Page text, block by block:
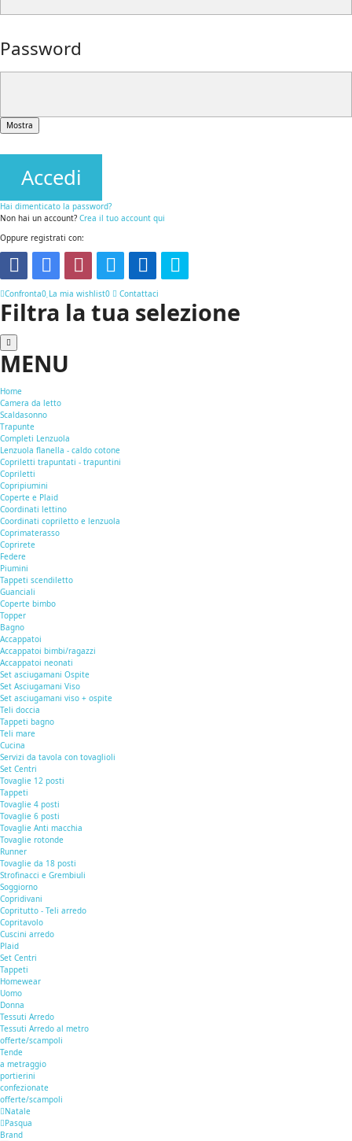
Password
Mostra
Accedi
Hai dimenticato la password?
Non hai un account? Crea il tuo account qui
Oppure registrati con:
Confronta0 La mia wishlist0 Contattaci
Filtra la tua selezione
MENU
Home
Camera da letto
Scaldasonno
Trapunte
Completi Lenzuola
Lenzuola flanella - caldo cotone
Copriletti trapuntati - trapuntini
Copriletti
Copripiumini
Coperte e Plaid
Coordinati lettino
Coordinati copriletto e lenzuola
Coprimaterasso
Coprirete
Federe
Piumini
Tappeti scendiletto
Guanciali
Coperte bimbo
Topper
Bagno
Accappatoi
Accappatoi bimbi/ragazzi
Accappatoi neonati
Set asciugamani Ospite
Set Asciugamani Viso
Set asciugamani viso + ospite
Teli doccia
Tappeti bagno
Teli mare
Cucina
Servizi da tavola con tovaglioli
Set Centri
Tovaglie 12 posti
Tappeti
Tovaglie 4 posti
Tovaglie 6 posti
Tovaglie Anti macchia
Tovaglie rotonde
Runner
Tovaglie da 18 posti
Strofinacci e Grembiuli
Soggiorno
Copridivani
Copritutto - Teli arredo
Copritavolo
Cuscini arredo
Plaid
Set Centri
Tappeti
Homewear
Uomo
Donna
Tessuti Arredo
Tessuti Arredo al metro
offerte/scampoli
Tende
a metraggio
portierini
confezionate
offerte/scampoli
Natale
Pasqua
Brand